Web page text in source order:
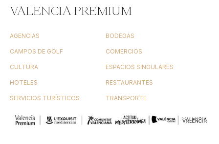
VALENCIA PREMIUM
AGENCIAS BODEGAS
CAMPOS DE GOLF COMERCIOS
CULTURA ESPACIOS SINGULARES
HOTELES RESTAURANTES
SERVICIOS TURÍSTICOS TRANSPORTE